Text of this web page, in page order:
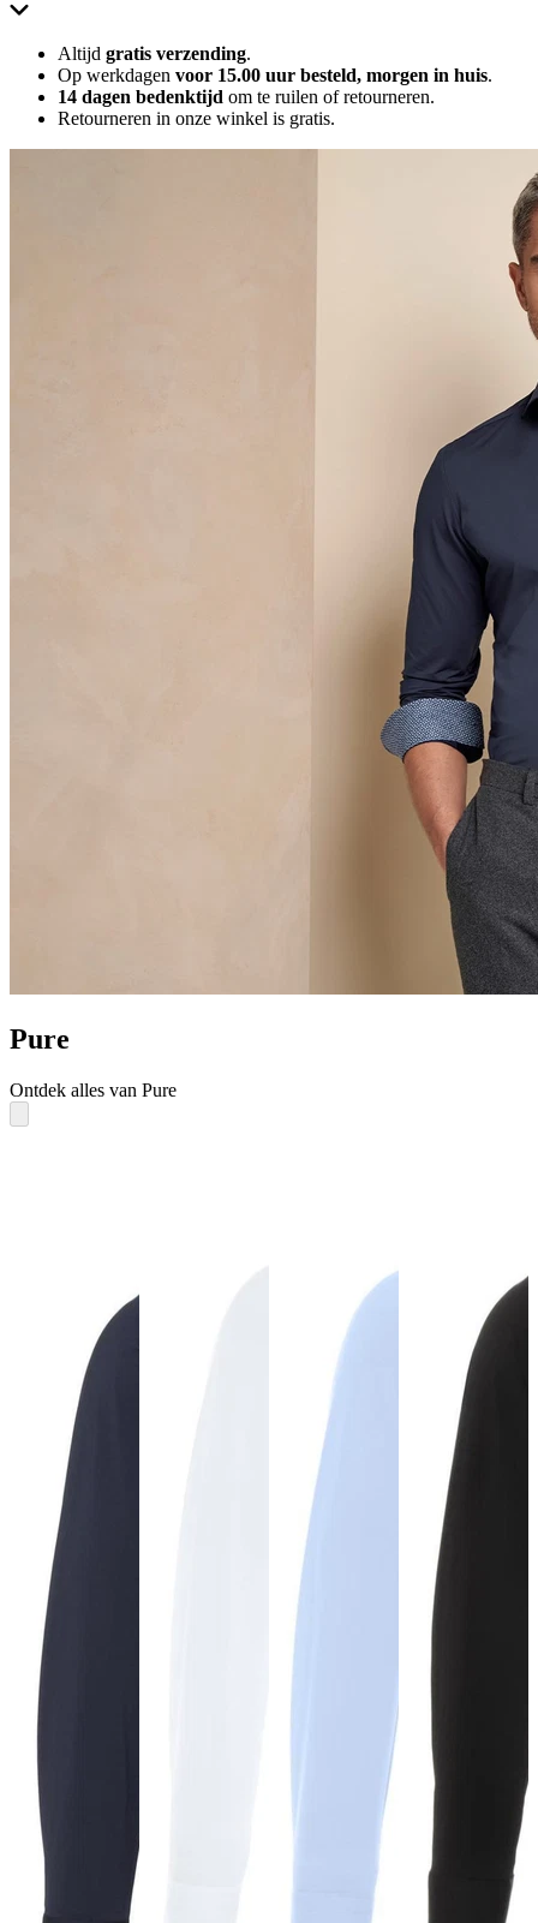
Altijd gratis verzending.
Op werkdagen voor 15.00 uur besteld, morgen in huis.
14 dagen bedenktijd om te ruilen of retourneren.
Retourneren in onze winkel is gratis.
Pure
Ontdek alles van Pure